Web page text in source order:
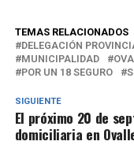
TEMAS RELACIONADOS
DELEGACIÓN
MUNICIPALIDAD
POR UN 18 SEGURO
SIGUIENTE
El próximo 20 de
domiciliaria en